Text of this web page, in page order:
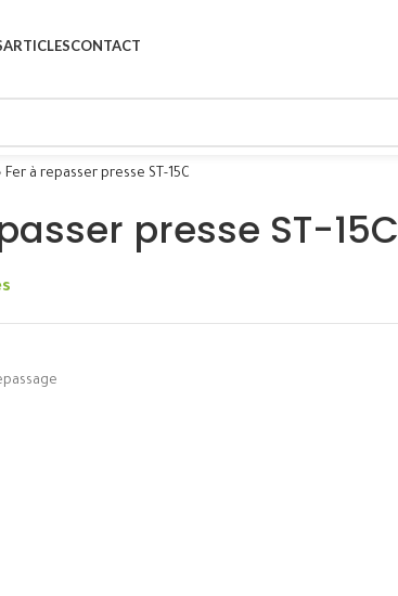
ARTICLESCONTACT
Fer à repasser presse ST-15C
presse ST-15C